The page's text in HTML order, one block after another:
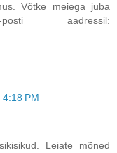
Võtke meiega juba
aadressil:
PM
Leiate mõned